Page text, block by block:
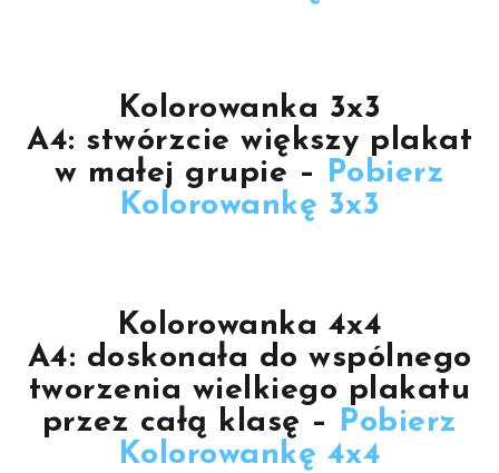
Kolorowanka 3x3
A4: stwórzcie większy plakat
w małej grupie – Pobierz
Kolorowankę 3x3
Kolorowanka 4x4
A4: doskonała do wspólnego
tworzenia wielkiego plakatu
przez całą klasę – Pobierz
Kolorowankę 4x4